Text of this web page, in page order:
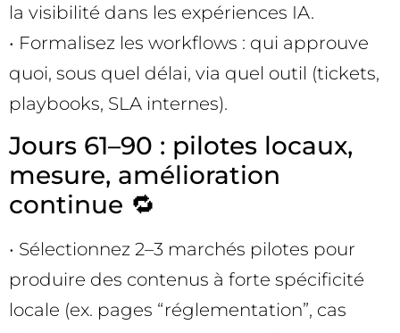
la visibilité dans les expériences IA.
• Formalisez les workflows : qui approuve
quoi, sous quel délai, via quel outil (tickets,
playbooks, SLA internes).
Jours 61–90 : pilotes locaux,
mesure, amélioration
continue 🔁
• Sélectionnez 2–3 marchés pilotes pour
produire des contenus à forte spécificité
locale (ex. pages “réglementation”, cas